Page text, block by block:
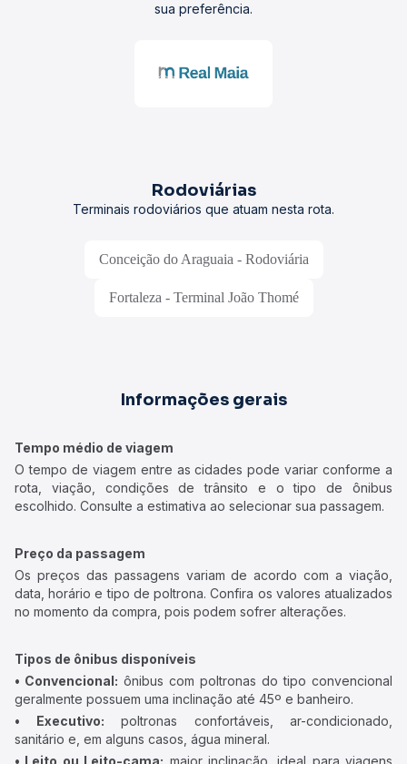
sua preferência.
Rodoviárias
Terminais rodoviários que atuam nesta rota.
Conceição do Araguaia - Rodoviária
Fortaleza - Terminal João Thomé
Informações gerais
Tempo médio de viagem
O tempo de viagem entre as cidades pode variar conforme a
rota, viação, condições de trânsito e o tipo de ônibus
escolhido. Consulte a estimativa ao selecionar sua passagem.
Preço da passagem
Os preços das passagens variam de acordo com a viação,
data, horário e tipo de poltrona. Confira os valores atualizados
no momento da compra, pois podem sofrer alterações.
Tipos de ônibus disponíveis
• Convencional: ônibus com poltronas do tipo convencional
geralmente possuem uma inclinação até 45º e banheiro.
• Executivo: poltronas confortáveis, ar-condicionado,
sanitário e, em alguns casos, água mineral.
• Leito ou Leito-cama: maior inclinação, ideal para viagens